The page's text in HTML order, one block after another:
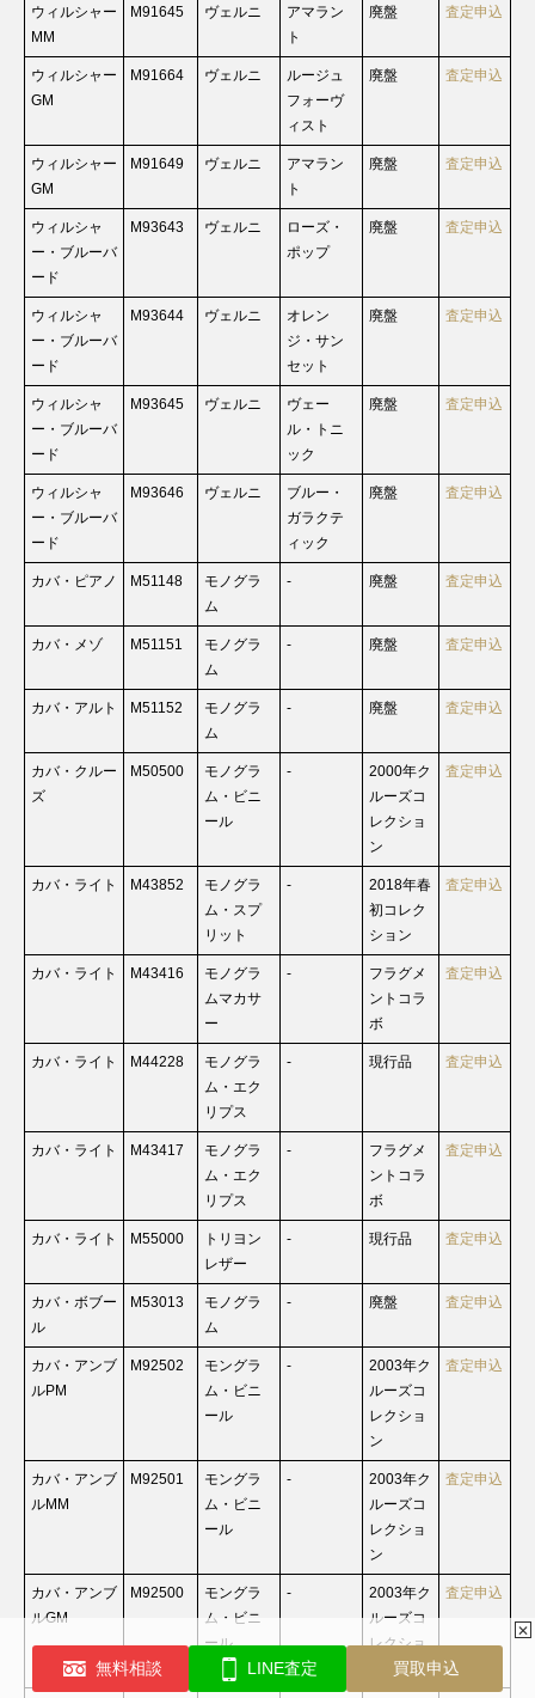
ウィルシャー
MM
M91645 ヴェルニ
アマラン
ト
廃盤 査定申込
ウィルシャー
GM
M91664 ヴェルニ
ルージュ
フォーヴ
ィスト
廃盤 査定申込
ウィルシャー
GM
M91649 ヴェルニ
アマラン
ト
廃盤 査定申込
ウィルシャ
ー・ブルーバ
ード
M93643 ヴェルニ
ローズ・
ポップ
廃盤 査定申込
ウィルシャ
ー・ブルーバ
ード
M93644 ヴェルニ
オレン
ジ・サン
セット
廃盤 査定申込
ウィルシャ
ー・ブルーバ
ード
M93645 ヴェルニ
ヴェー
ル・トニ
ック
廃盤 査定申込
ウィルシャ
ー・ブルーバ
ード
M93646 ヴェルニ
ブルー・
ガラクテ
ィック
廃盤 査定申込
カバ・ピアノ M51148
モノグラ
ム
- 廃盤 査定申込
カバ・メゾ M51151
モノグラ
ム
- 廃盤 査定申込
カバ・アルト M51152
モノグラ
ム
- 廃盤 査定申込
カバ・クルー
ズ
M50500
モノグラ
ム・ビニ
ール
-
2000年ク
ルーズコ
レクショ
ン
査定申込
カバ・ライト M43852
モノグラ
ム・スプ
リット
-
2018年春
初コレク
ション
査定申込
カバ・ライト M43416
モノグラ
ムマカサ
ー
-
フラグメ
ントコラ
ボ
査定申込
カバ・ライト M44228
モノグラ
ム・エク
リプス
- 現行品 査定申込
カバ・ライト M43417
モノグラ
ム・エク
リプス
-
フラグメ
ントコラ
ボ
査定申込
カバ・ライト M55000
トリヨン
レザー
- 現行品 査定申込
カバ・ボブー
ル
M53013
モノグラ
ム
- 廃盤 査定申込
カバ・アンブ
ルPM
M92502
モングラ
ム・ビニ
ール
-
2003年ク
ルーズコ
レクショ
ン
査定申込
カバ・アンブ
ルMM
M92501
モングラ
ム・ビニ
ール
-
2003年ク
ルーズコ
レクショ
ン
査定申込
カバ・アンブ
ルGM
M92500
モングラ
ム・ビニ
ール
-
2003年ク
ルーズコ
レクショ
査定申込
✕
無料相談 LINE査定 買取申込